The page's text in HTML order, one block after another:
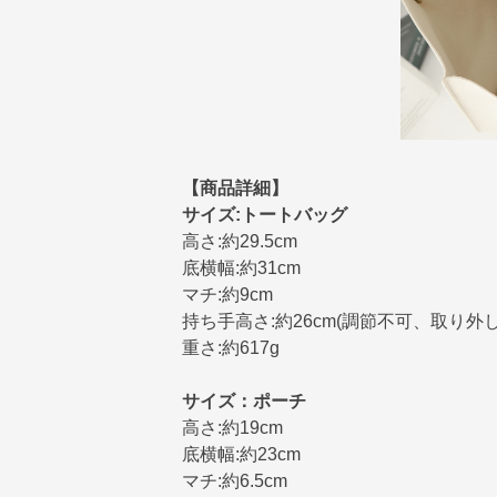
【商品詳細】
サイズ:トートバッグ
高さ:約29.5cm
底横幅:約31cm
マチ:約9cm
持ち手高さ:約26cm(調節不可、取り外
重さ:約617g
サイズ：ポーチ
高さ:約19cm
底横幅:約23cm
マチ:約6.5cm